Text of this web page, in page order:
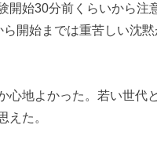
開始30分前くらいから注
開始までは重苦しい沈
心地よかった。若い世代
えた。